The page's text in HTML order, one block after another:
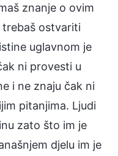
znanje o ovim
ostvariti
uglavnom je
ni provesti u
i ne znaju čak ni
pitanjima. Ljudi
zato što im je
djelu im je